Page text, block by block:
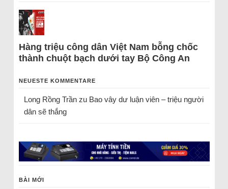
Hàng triệu công dân Việt Nam bỗng chốc
thành chuột bạch dưới tay Bộ Công An
NEUESTE KOMMENTARE
Long Rồng Trầnzu Bao vây dư luận viên – triệu người
dân sẽ thắng
BÀI MỚI